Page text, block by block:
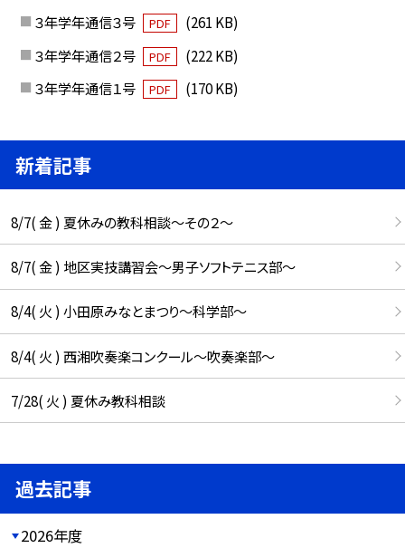
３年学年通信３号
PDF
(261 KB)
３年学年通信２号
PDF
(222 KB)
３年学年通信１号
PDF (170 KB)
新着記事
8/7( 金 ) 夏休みの教科相談～その２～
8/7( 金 ) 地区実技講習会～男子ソフトテニス部～
8/4( 火 ) 小田原みなとまつり～科学部～
8/4( 火 ) 西湘吹奏楽コンクール～吹奏楽部～
7/28( 火 ) 夏休み教科相談
過去記事
2026年度